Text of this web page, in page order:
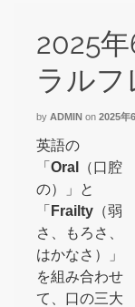
2025
ラルフ
by ADMIN on 2025年
英語の
「 Oral
（口腔
の）」と
「 Frailty （弱
さ、もろさ、
はかなさ）」
を組み合わせ
て、口の三大